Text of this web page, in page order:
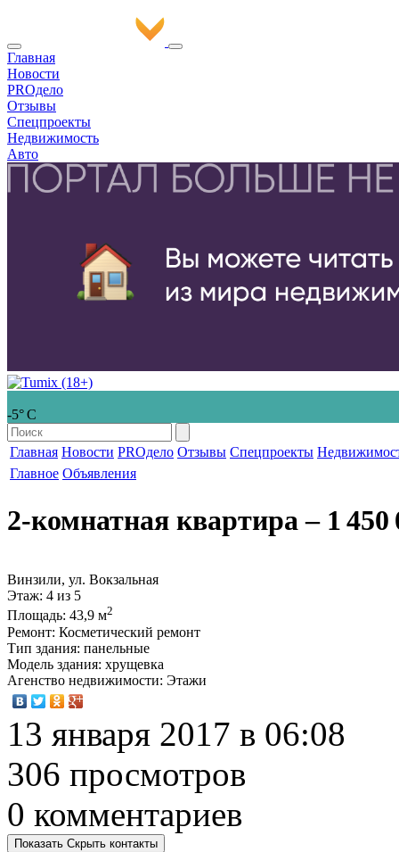
Главная
Новости
PROдело
Отзывы
Спецпроекты
Недвижимость
Авто
-5° С
Главная Новости PROдело Отзывы Спецпроекты
Главное Объявления
2-комнатная квартира ‒ 1 450
Винзили, ул. Вокзальная
Этаж: 4 из 5
Площадь: 43,9 м2
Ремонт: Косметический ремонт
Тип здания: панельные
Модель здания: хрущевка
Агенство недвижимости: Этажи
13 января 2017 в 06:08
306 просмотров
0 комментариев
Показать Скрыть контакты